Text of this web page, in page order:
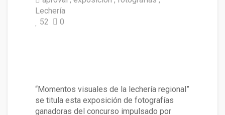
Lechería
52
0
“Momentos visuales de la lechería regional”
se titula esta exposición de fotografías
ganadoras del concurso impulsado por